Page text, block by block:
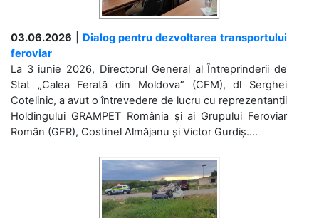
03.06.2026
Dialog pentru dezvoltarea transportului
feroviar
La 3 iunie 2026, Directorul General al Întreprinderii de
Stat „Calea Ferată din Moldova” (CFM), dl Serghei
Cotelinic, a avut o întrevedere de lucru cu reprezentanții
Holdingului GRAMPET România și ai Grupului Feroviar
Român (GFR), Costinel Almăjanu și Victor Gurdiș....